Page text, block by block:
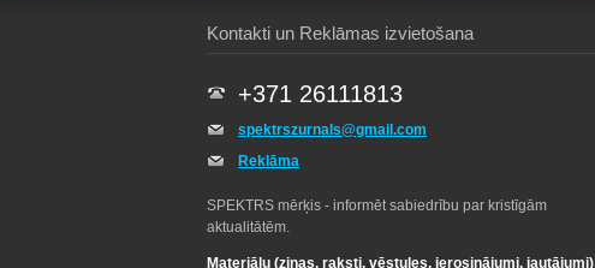
Kontakti un Reklāmas izvietošana
+371 26111813
spektrszurnals@gmail.com
Reklāma
SPEKTRS mērķis - informēt sabiedrību par kristīgām
aktualitātēm.
Materiālu (ziņas, raksti, vēstules, ierosinājumi, jautājumi)